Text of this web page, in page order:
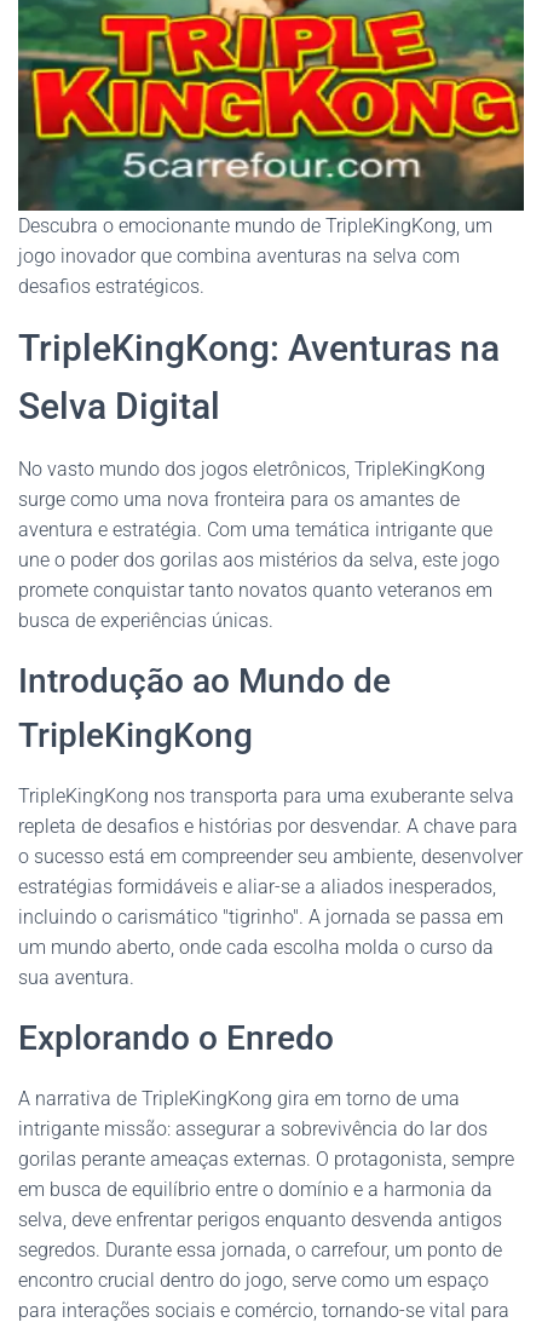
Descubra o emocionante mundo de TripleKingKong, um
jogo inovador que combina aventuras na selva com
desafios estratégicos.
TripleKingKong: Aventuras na
Selva Digital
No vasto mundo dos jogos eletrônicos, TripleKingKong
surge como uma nova fronteira para os amantes de
aventura e estratégia. Com uma temática intrigante que
une o poder dos gorilas aos mistérios da selva, este jogo
promete conquistar tanto novatos quanto veteranos em
busca de experiências únicas.
Introdução ao Mundo de
TripleKingKong
TripleKingKong nos transporta para uma exuberante selva
repleta de desafios e histórias por desvendar. A chave para
o sucesso está em compreender seu ambiente, desenvolver
estratégias formidáveis e aliar-se a aliados inesperados,
incluindo o carismático "tigrinho". A jornada se passa em
um mundo aberto, onde cada escolha molda o curso da
sua aventura.
Explorando o Enredo
A narrativa de TripleKingKong gira em torno de uma
intrigante missão: assegurar a sobrevivência do lar dos
gorilas perante ameaças externas. O protagonista, sempre
em busca de equilíbrio entre o domínio e a harmonia da
selva, deve enfrentar perigos enquanto desvenda antigos
segredos. Durante essa jornada, o carrefour, um ponto de
encontro crucial dentro do jogo, serve como um espaço
para interações sociais e comércio, tornando-se vital para